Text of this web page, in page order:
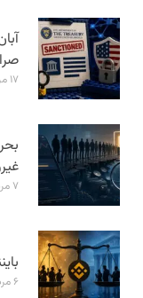
۱۷ مرداد ۱۴۰۵
۷ مرداد ۱۴۰۵
۶ مرداد ۱۴۰۵